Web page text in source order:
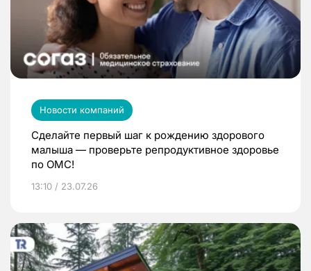
Новости компаний
Сделайте первый шаг к рождению здорового
малыша — проверьте репродуктивное здоровье
по ОМС!
13:10 / 23.07.26